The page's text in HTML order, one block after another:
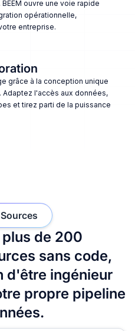
ouvre une voie rapide
opérationnelle,
entreprise.
grâce à la conception unique
Adaptez l'accès aux données,
et tirez parti de la puissance
de 200
sans code,
d'être ingénieur
propre pipeline